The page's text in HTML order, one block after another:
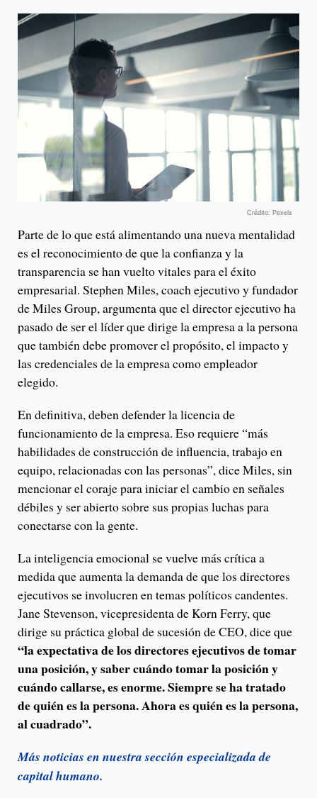
Crédito: Pexels
Parte de lo que está alimentando una nueva mentalidad
es el reconocimiento de que la confianza y la
transparencia se han vuelto vitales para el éxito
empresarial. Stephen Miles, coach ejecutivo y fundador
de Miles Group, argumenta que el director ejecutivo ha
pasado de ser el líder que dirige la empresa a la persona
que también debe promover el propósito, el impacto y
las credenciales de la empresa como empleador
elegido.
En definitiva, deben defender la licencia de
funcionamiento de la empresa. Eso requiere “más
habilidades de construcción de influencia, trabajo en
equipo, relacionadas con las personas”, dice Miles, sin
mencionar el coraje para iniciar el cambio en señales
débiles y ser abierto sobre sus propias luchas para
conectarse con la gente.
La inteligencia emocional se vuelve más crítica a
medida que aumenta la demanda de que los directores
ejecutivos se involucren en temas políticos candentes.
Jane Stevenson, vicepresidenta de Korn Ferry, que
dirige su práctica global de sucesión de CEO, dice que
“la expectativa de los directores ejecutivos de tomar
una posición, y saber cuándo tomar la posición y
cuándo callarse, es enorme. Siempre se ha tratado
de quién es la persona. Ahora es quién es la persona,
al cuadrado”.
Más noticias en nuestra sección especializada de
capital humano.